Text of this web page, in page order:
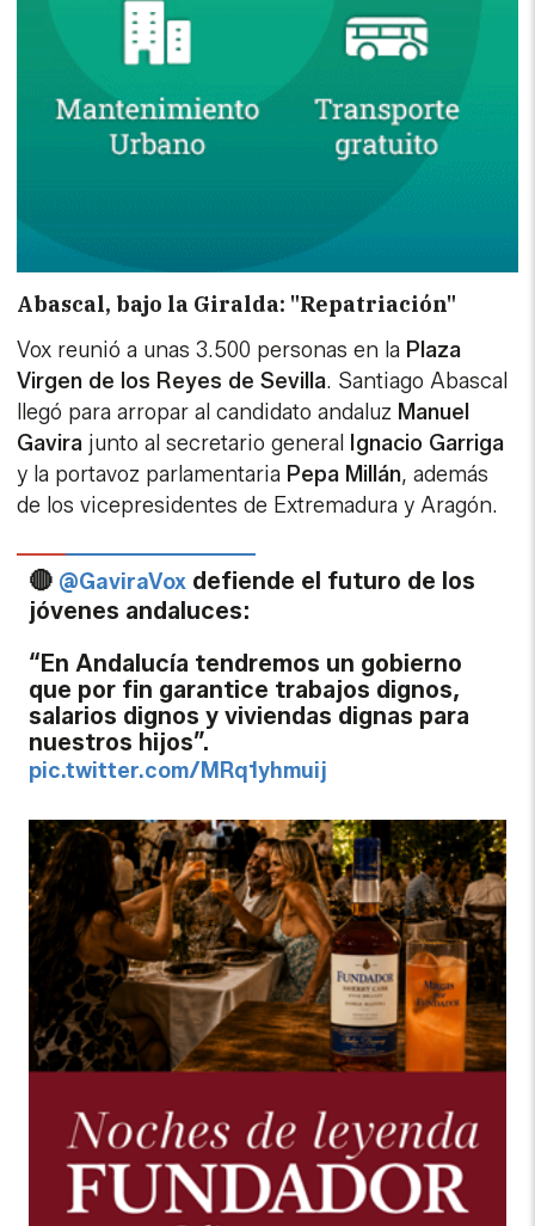
Abascal, bajo la Giralda: "Repatriación"
Vox reunió a unas 3.500 personas en la Plaza
Virgen de los Reyes de Sevilla. Santiago Abascal
llegó para arropar al candidato andaluz Manuel
Gavira junto al secretario general
Ignacio Garriga
y la portavoz parlamentaria Pepa Millán, además
de los vicepresidentes de Extremadura y Aragón.
🔴 @GaviraVox defiende el futuro de los
jóvenes andaluces:
“En Andalucía tendremos un gobierno
que por fin garantice trabajos dignos,
salarios dignos y viviendas dignas para
nuestros hijos”.
pic.twitter.com/MRq1yhmuij